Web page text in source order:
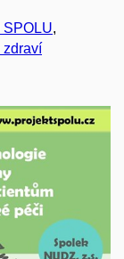
SPOLU,
zdraví